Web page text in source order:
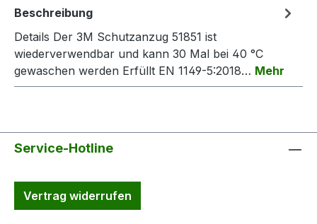
Beschreibung
Details Der 3M Schutzanzug 51851 ist
wiederverwendbar und kann 30 Mal bei 40 °C
gewaschen werden Erfüllt EN 1149-5:2018… Mehr
Service-Hotline
Vertrag widerrufen